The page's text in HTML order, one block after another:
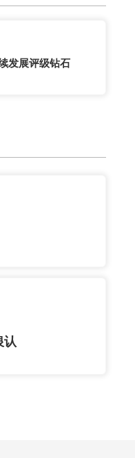
发展评级钻石